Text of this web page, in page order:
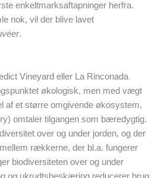
enkeltmarksaftapninger herfra.
nok, vil der blive lavet
.
Vineyard eller La Rinconada
økologisk, men med vægt
af et større omgivende økosystem,
omtaler tilgangen som bæredygtig.
over og under jorden, og der
rækkerne, der bl.a. fungerer
biodiversiteten over og under